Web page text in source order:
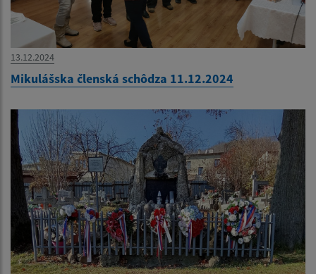
13.12.2024
Mikulášska členská schôdza 11.12.2024